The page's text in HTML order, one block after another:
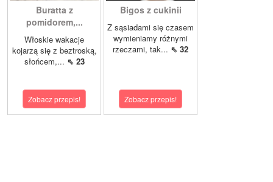
Buratta z
pomidorem,...
Włoskie wakacje
kojarzą się z beztroską,
słońcem,... ⇖ 23
Zobacz przepis!
Bigos z cukinii
Z sąsiadami się czasem
wymieniamy różnymi
rzeczami, tak... ⇖ 32
Zobacz przepis!